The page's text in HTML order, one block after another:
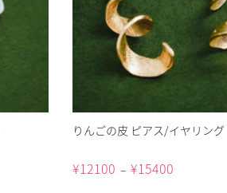
りんごの皮 ピアス/イヤリング
¥12100 – ¥15400